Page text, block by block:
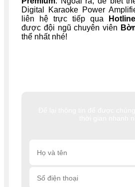
Digital Karaoke Power
liên hệ trực tiếp qua
được đội ngũ chuyên viên
thể nhất nhé!